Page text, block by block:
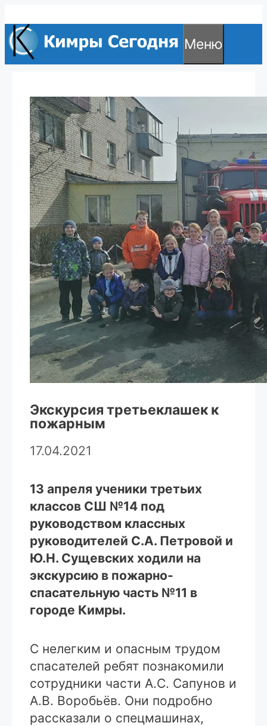
к
содержимому
Меню
Экскурсия третьеклашек к
пожарным
17.04.2021
13 апреля ученики третьих
классов СШ №14 под
руководством классных
руководителей С.А. Петровой и
Ю.Н. Сущевских ходили на
экскурсию в пожарно-
спасательную часть №11 в
городе Кимры.
С нелегким и опасным трудом
спасателей ребят познакомили
сотрудники части А.С. Сапунов и
А.В. Воробьёв. Они подробно
рассказали о спецмашинах,